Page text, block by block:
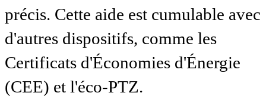
précis. Cette aide est cumulable avec
d'autres dispositifs, comme les
Certificats d'Économies d'Énergie
(CEE) et l'éco-PTZ.